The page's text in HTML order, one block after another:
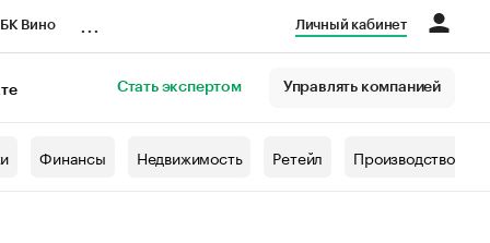
Вино Личный кабинет
Стать экспертом Управлять компанией
Финансы Недвижимость Ретейл Производство